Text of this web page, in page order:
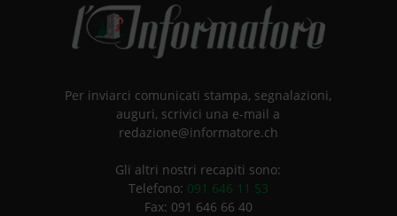
Per inviarci comunicati stampa, segnalazioni,
auguri, scrivici una e-mail a
redazione@informatore.ch
Gli altri nostri recapiti sono:
Telefono: 091 646 11 53
Fax: 091 646 66 40